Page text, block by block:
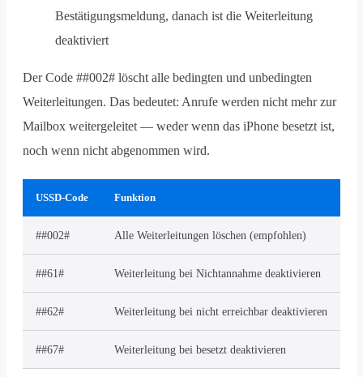
Bestätigungsmeldung, danach ist die Weiterleitung
deaktiviert
Der Code ##002# löscht alle bedingten und unbedingten
Weiterleitungen. Das bedeutet: Anrufe werden nicht mehr zur
Mailbox weitergeleitet — weder wenn das iPhone besetzt ist,
noch wenn nicht abgenommen wird.
USSD-Code Funktion
##002# Alle Weiterleitungen löschen (empfohlen)
##61# Weiterleitung bei Nichtannahme deaktivieren
##62# Weiterleitung bei nicht erreichbar deaktivieren
##67# Weiterleitung bei besetzt deaktivieren